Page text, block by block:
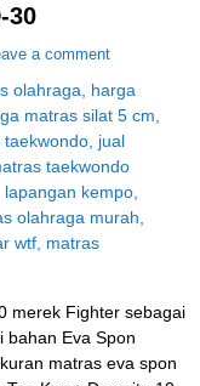
30
a comment
merek Fighter sebagai
bahan Eva Spon
matras eva spon